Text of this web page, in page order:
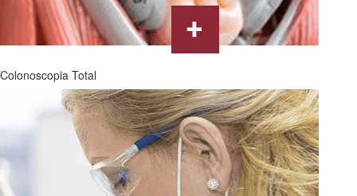
Colonoscopia Total